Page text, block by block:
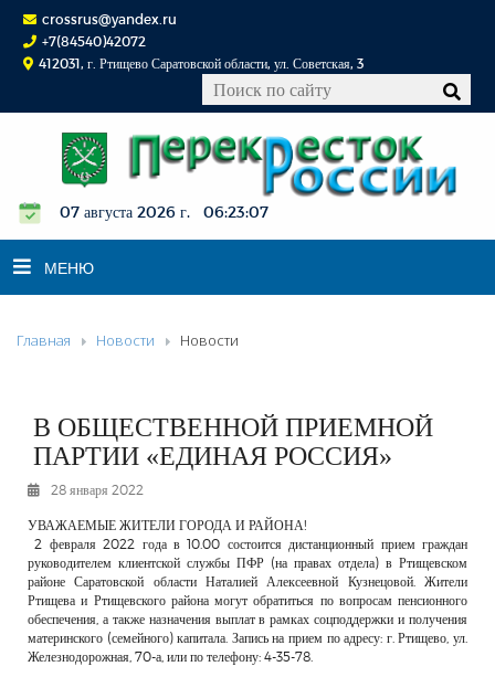
crossrus@yandex.ru
+7(84540)42072
412031, г. Ртищево Саратовской области, ул. Советская, 3
07 августа 2026 г. 06:23:07
МЕНЮ
НОВОСТИ
К СВЕДЕНИЮ
КОНКУРСЫ
ФОТОРЕПОРТАЖИ
РЕКЛАМОДАТЕЛЯМ
ОБЪЯВЛЕНИЯ
КОНТАКТЫ
Главная Новости Новости
В ОБЩЕСТВЕННОЙ ПРИЕМНОЙ
ПАРТИИ «ЕДИНАЯ РОССИЯ»
28 января 2022
УВАЖАЕМЫЕ ЖИТЕЛИ ГОРОДА И РАЙОНА!
2 февраля 2022 года в 10.00 состоится дистанционный прием граждан
руководителем клиентской службы ПФР (на правах отдела) в Ртищевском
районе Саратовской области Наталией Алексеевной Кузнецовой. Жители
Ртищева и Ртищевского района могут обратиться по вопросам пенсионного
обеспечения, а также назначения выплат в рамках соцподдержки и получения
материнского (семейного) капитала. Запись на прием по адресу: г. Ртищево, ул.
Железнодорожная, 70-а, или по телефону: 4-35-78.